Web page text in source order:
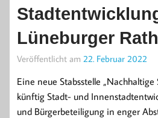
Lüneburger
Veröffentlicht am 22. Februar 2022
Eine neue Stabsstelle
künftig Stadt- und
und Bürgerbeteiligung in enger